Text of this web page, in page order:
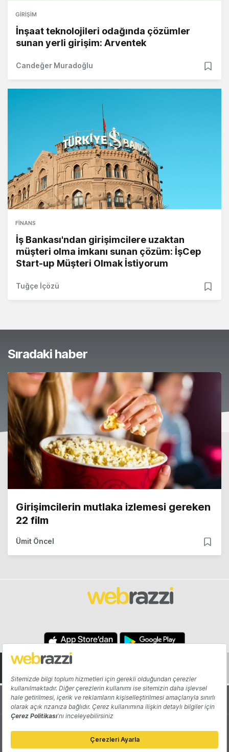
GIRIŞIM
İnşaat teknolojileri odağında çözümler
sunan yerli girişim: Arventek
Candeğer Muradoğlu
FINANS
İş Bankası'ndan girişimcilere uzaktan
müşteri olma imkanı sunan çözüm: İşCep
Start-up Müşteri Olmak İstiyorum
Tuğçe İçözü
Sıradaki haber
Girişimcilerin mutlaka izlemesi gereken
22 film
Ümit Öncel
Hakkında Yazarlar
Katkıda Bulun Reklam